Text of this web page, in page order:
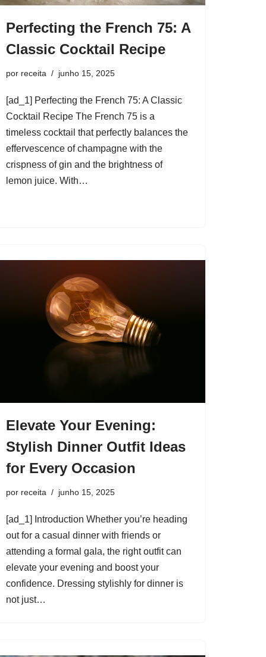
Perfecting the French 75: A
Classic Cocktail Recipe
por receita junho 15, 2025
[ad_1] Perfecting the French 75: A Classic
Cocktail Recipe The French 75 is a
timeless cocktail that perfectly balances the
effervescence of champagne with the
crispness of gin and the brightness of
lemon juice. With…
Elevate Your Evening:
Stylish Dinner Outfit Ideas
for Every Occasion
por receita junho 15, 2025
[ad_1] Introduction Whether you’re heading
out for a casual dinner with friends or
attending a formal gala, the right outfit can
elevate your evening and boost your
confidence. Dressing stylishly for dinner is
not just…